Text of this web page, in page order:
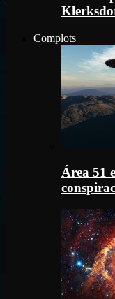
Complots
Área 51